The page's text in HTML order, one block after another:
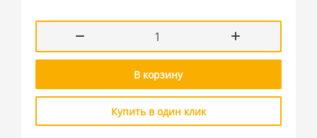
В корзину
Купить в один клик